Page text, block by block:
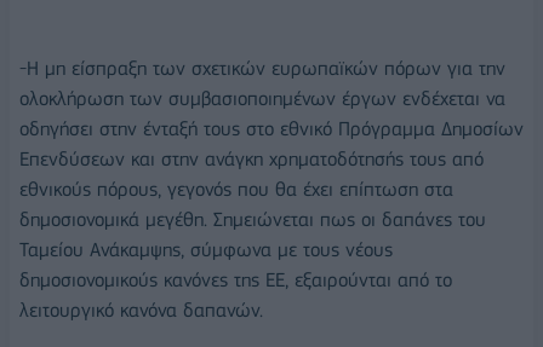
-Η μη είσπραξη των σχετικών ευρωπαϊκών πόρων για την
ολοκλήρωση των συμβασιοποιημένων έργων ενδέχεται να
οδηγήσει στην ένταξή τους στο εθνικό Πρόγραμμα Δημοσίων
Επενδύσεων και στην ανάγκη χρηματοδότησής τους από
εθνικούς πόρους, γεγονός που θα έχει επίπτωση στα
δημοσιονομικά μεγέθη. Σημειώνεται πως οι δαπάνες του
Ταμείου Ανάκαμψης, σύμφωνα με τους νέους
δημοσιονομικούς κανόνες της ΕΕ, εξαιρούνται από το
λειτουργικό κανόνα δαπανών.